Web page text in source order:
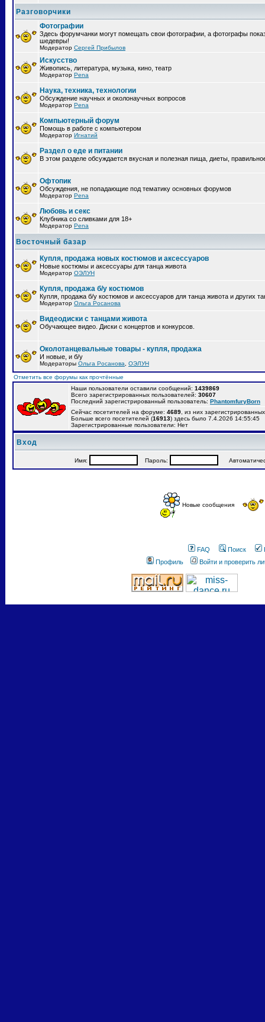
Разговорчики
Фотографии
Здесь форумчанки могут помещать свои фотографии, а фотографы
шедевры!
Модератор Сергей Прибылов
Искусство
Живопись, литература, музыка, кино, театр
Модератор Pena
Наука, техника, технологии
Обсуждение научных и околонаучных вопросов
Модератор Pena
Компьютерный форум
Помощь в работе с компьютером
Модератор Игнатий
Раздел о еде и питании
В этом разделе обсуждается вкусная и полезная пища, диеты,
Офтопик
Обсуждения, не попадающие под тематику основных форумов
Модератор Pena
Любовь и секс
Клубника со сливками для 18+
Модератор Pena
Восточный базар
Купля, продажа новых костюмов и аксессуаров
Новые костюмы и аксессуары для танца живота
Модератор ОЭЛУН
Купля, продажа б/у костюмов
Купля, продажа б/у костюмов и аксессуаров для танца живота и других
Модератор Ольга Росанова
Видеодиски с танцами живота
Обучающее видео. Диски с концертов и конкурсов.
Околотанцевальные товары - купля, продажа
И новые, и б/у
Модераторы Ольга Росанова ОЭЛУН
Отметить все форумы как прочтённые
Наши пользователи оставили сообщений: 1439869
Всего зарегистрированных пользователей: 30607
Последний зарегистрированный пользователь: PhantomfuryBorn
Сейчас посетителей на форуме: 4689 , из них
Больше всего посетителей (16913) здесь было 7.4.2026 14:55:45
Зарегистрированные пользователи: Нет
Вход
Имя: Пароль:
Новые сообщения
FAQ Поиск
Профиль
Войти и проверить